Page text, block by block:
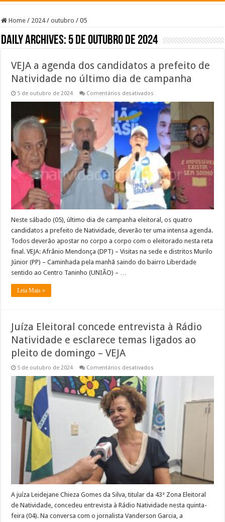
Home / 2024 / outubro / 05
Daily Archives: 5 de outubro de 2024
VEJA a agenda dos candidatos a prefeito de
Natividade no último dia de campanha
5 de outubro de 2024 Comentários desativados
a
agenda
dos
candidatos
prefeito
de
Natividade
no
último
dia
de
campanha
Neste sábado (05), último dia de campanha eleitoral, os quatro
candidatos a prefeito de Natividade, deverão ter uma intensa agenda.
Todos deverão apostar no corpo a corpo com o eleitorado nesta reta
final. VEJA: Afrânio Mendonça (DPT) – Visitas na sede e distritos Murilo
Júnior (PP) – Caminhada pela manhã saindo do bairro Liberdade
sentido ao Centro Taninho (UNIÃO) – …
Leia Mais »
Juíza Eleitoral concede entrevista à Rádio
Natividade e esclarece temas ligados ao
pleito de domingo – VEJA
5 de outubro de 2024 Comentários desativados
Eleitoral
concede
entrevista
à
Rádio
Natividade
e
esclarece
temas
ligados
pleito
domingo
–
A juíza Leidejane Chieza Gomes da Silva, titular da 43ª Zona Eleitoral
de Natividade, concedeu entrevista à Rádio Natividade nesta quinta-
feira (04). Na conversa com o jornalista Vanderson Garcia, a